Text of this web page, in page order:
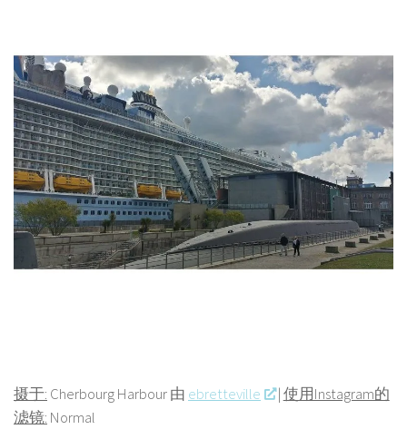
摄于: Cherbourg Harbour 由 ebretteville |使用Instagram的
滤镜: Normal